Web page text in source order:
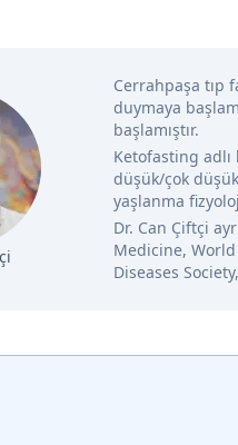
Cerrahpaşa tıp
duymaya
başlamıştır.
Ketofasting adlı
düşük/çok
yaşlanma
Dr. Can Çiftçi
Medicine,
Diseases